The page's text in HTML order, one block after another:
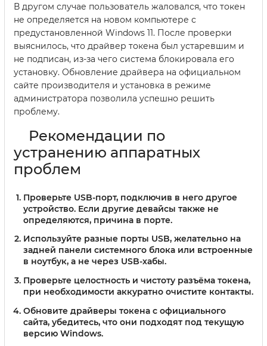
В другом случае пользователь жаловался, что токен
не определяется на новом компьютере с
предустановленной Windows 11. После проверки
выяснилось, что драйвер токена был устаревшим и
не подписан, из-за чего система блокировала его
установку. Обновление драйвера на официальном
сайте производителя и установка в режиме
администратора позволила успешно решить
проблему.
Рекомендации по
устранению аппаратных
проблем
Проверьте USB-порт, подключив в него другое
устройство. Если другие девайсы также не
определяются, причина в порте.
Используйте разные порты USB, желательно на
задней панели системного блока или встроенные
в ноутбук, а не через USB-хабы.
Проверьте целостность и чистоту разъёма токена,
при необходимости аккуратно очистите контакты.
Обновите драйверы токена с официального
сайта, убедитесь, что они подходят под текущую
версию Windows.